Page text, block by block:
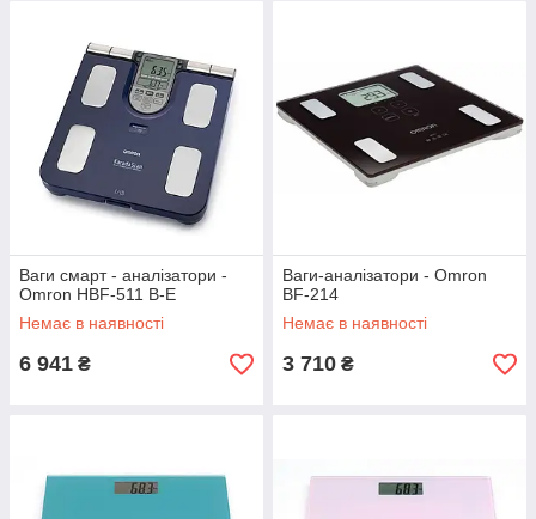
Ваги смарт - аналізатори -
Omron HBF-511 B-E
Немає в наявності
6 941 ₴
Ваги-аналізатори - Omron
BF-214
Немає в наявності
3 710 ₴